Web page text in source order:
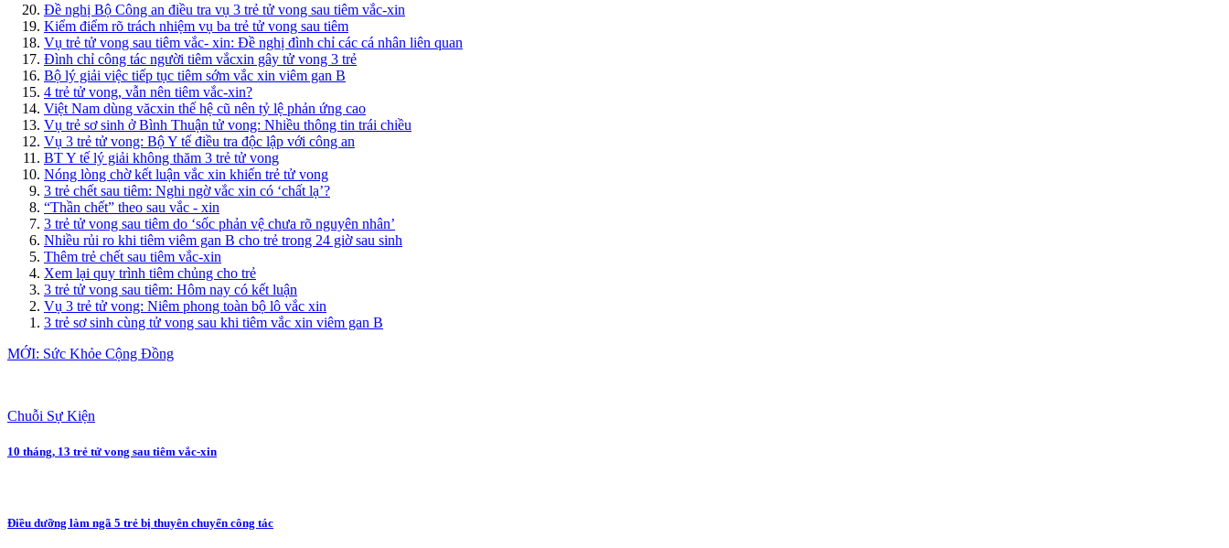
Đề nghị Bộ Công an điều tra vụ 3 trẻ tử vong sau tiêm vắc-xin
Kiểm điểm rõ trách nhiệm vụ ba trẻ tử vong sau tiêm
Vụ trẻ tử vong sau tiêm vắc- xin: Đề nghị đình chỉ các cá nhân liên quan
Đình chỉ công tác người tiêm vắcxin gây tử vong 3 trẻ
Bộ lý giải việc tiếp tục tiêm sớm vắc xin viêm gan B
4 trẻ tử vong, vẫn nên tiêm vắc-xin?
Việt Nam dùng văcxin thế hệ cũ nên tỷ lệ phản ứng cao
Vụ trẻ sơ sinh ở Bình Thuận tử vong: Nhiều thông tin trái chiều
Vụ 3 trẻ tử vong: Bộ Y tế điều tra độc lập với công an
BT Y tế lý giải không thăm 3 trẻ tử vong
Nóng lòng chờ kết luận vắc xin khiến trẻ tử vong
3 trẻ chết sau tiêm: Nghi ngờ vắc xin có ‘chất lạ’?
“Thần chết” theo sau vắc - xin
3 trẻ tử vong sau tiêm do ‘sốc phản vệ chưa rõ nguyên nhân’
Nhiều rủi ro khi tiêm viêm gan B cho trẻ trong 24 giờ sau sinh
Thêm trẻ chết sau tiêm vắc-xin
Xem lại quy trình tiêm chủng cho trẻ
3 trẻ tử vong sau tiêm: Hôm nay có kết luận
Vụ 3 trẻ tử vong: Niêm phong toàn bộ lô vắc xin
3 trẻ sơ sinh cùng tử vong sau khi tiêm vắc xin viêm gan B
MỚI: Sức Khỏe Cộng Đồng
Chuỗi Sự Kiện
10 tháng, 13 trẻ tử vong sau tiêm vắc-xin
Điều dưỡng làm ngã 5 trẻ bị thuyên chuyển công tác